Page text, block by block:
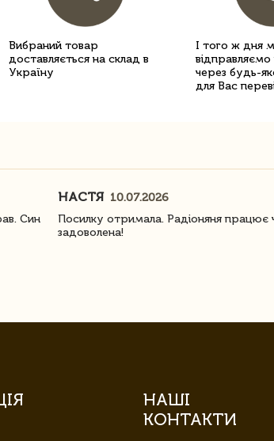
Вибраний товар
доставляється на склад в
Україну
І того ж дня
через будь-
для Вас
Син
НАСТЯ 10.07.2026
Посилку отримала. Радіоняня працює
задоволена!
НАШІ
КОНТАКТИ